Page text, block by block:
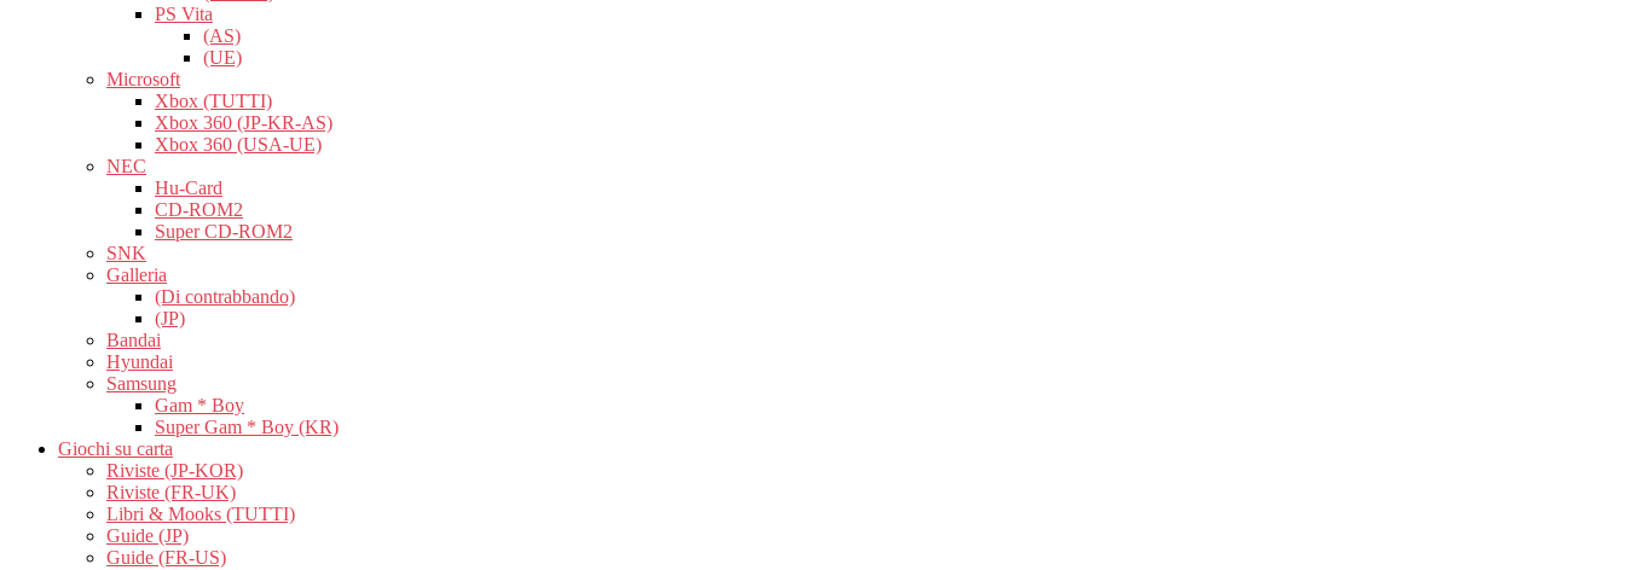
PS Vita
(AS)
(UE)
Microsoft
Xbox (TUTTI)
Xbox 360 (JP-KR-AS)
Xbox 360 (USA-UE)
NEC
Hu-Card
CD-ROM2
Super CD-ROM2
SNK
Galleria
(Di contrabbando)
(JP)
Bandai
Hyundai
Samsung
Gam * Boy
Super Gam * Boy (KR)
Giochi su carta
Riviste (JP-KOR)
Riviste (FR-UK)
Libri & Mooks (TUTTI)
Guide (JP)
Guide (FR-US)